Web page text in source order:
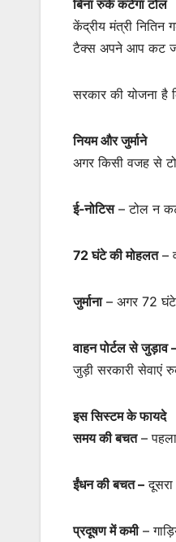
बिना रुके कटेगा टोल
केंद्रीय मंत्री
टैक्स अपने आप कट
सरकार की योजना
नियम और जुर्माने
अगर किसी वजह से
ई-नोटिस– टोल न
72 घंटे की मोहलत–
जुर्माना– अगर 72 घंटे
वाहन पोर्टल से जुड़ाव
जुड़ी सरकारी सेवाएं
इस सिस्टम के फायदे
समय की बचत–
ईंधन की बचत –
प्रदूषण में कमी–